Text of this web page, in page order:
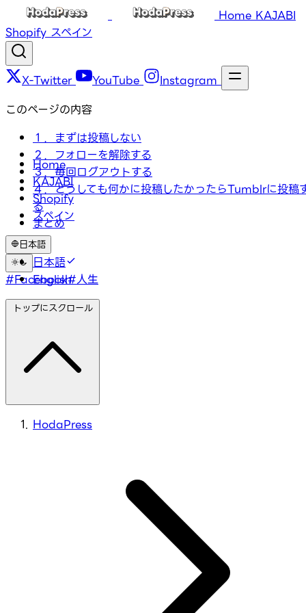
Home KAJABI
Shopify スペイン
X-Twitter YouTube Instagram
Home
KAJABI
Shopify
スペイン
日本語
日本語
English
このページの内容
１．まずは投稿しない
２．フォローを解除する
３．毎回ログアウトする
４．どうしても何かに投稿したかったらTumblrに投稿
る
まとめ
タグ
#Facebook#人生
トップにスクロール
HodaPress